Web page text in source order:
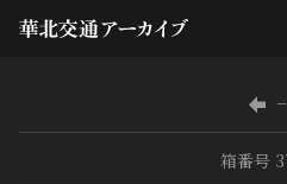
−
箱番号